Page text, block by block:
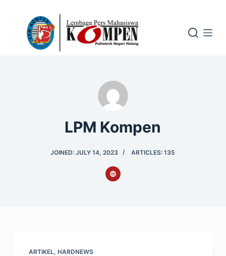
LPM Kompen
JOINED: JULY 14, 2023 ARTICLES: 135
ARTIKEL, HARDNEWS